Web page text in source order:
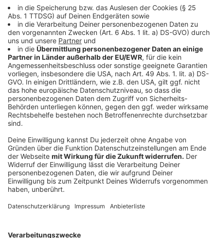
Nur so könne die stationäre Versorgung stabil bleiben,
heißt es aus der Branche. Andernfalls drohten
langfristig strukturelle Schäden in der
Krankenhauslandschaft.
Anzeige
Breiter Widerstand gegen die Pläne
Anzeige
Die Kritik kommt nicht nur von den Krankenhäusern
selbst. In der „NRW-Allianz für die Krankenhäuser“
haben sich Kommunen, Ärzte- und Pflegevertreter,
Gewerkschaften, Wohlfahrtsverbände und
Angaben der Allianz gefährden die geplanten
Kliniken und damit auch die Gesundheitsversorgung im